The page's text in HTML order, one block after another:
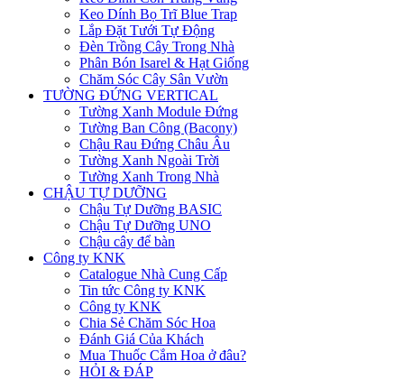
Keo Dính Bọ Trĩ Blue Trap
Lắp Đặt Tưới Tự Động
Đèn Trồng Cây Trong Nhà
Phân Bón Isarel & Hạt Giống
Chăm Sóc Cây Sân Vườn
TƯỜNG ĐỨNG VERTICAL
Tường Xanh Module Đứng
Tường Ban Công (Bacony)
Chậu Rau Đứng Châu Âu
Tường Xanh Ngoài Trời
Tường Xanh Trong Nhà
CHẬU TỰ DƯỠNG
Chậu Tự Dưỡng BASIC
Chậu Tự Dưỡng UNO
Chậu cây để bàn
Công ty KNK
Catalogue Nhà Cung Cấp
Tin tức Công ty KNK
Công ty KNK
Chia Sẻ Chăm Sóc Hoa
Đánh Giá Của Khách
Mua Thuốc Cắm Hoa ở đâu?
HỎI & ĐÁP